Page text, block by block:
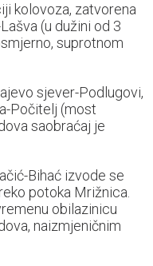
kolovoza, zatvorena
(u dužini od 3
suprotnom
sjever-Podlugovi,
Počitelj (most
saobraćaj je
Bihać izvode se
potoka Mrižnica.
obilazinicu
naizmjeničnim